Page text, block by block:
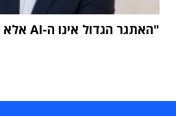
"האתגר הגדול אינו ה-AI אלא הטמעתה בארגון"